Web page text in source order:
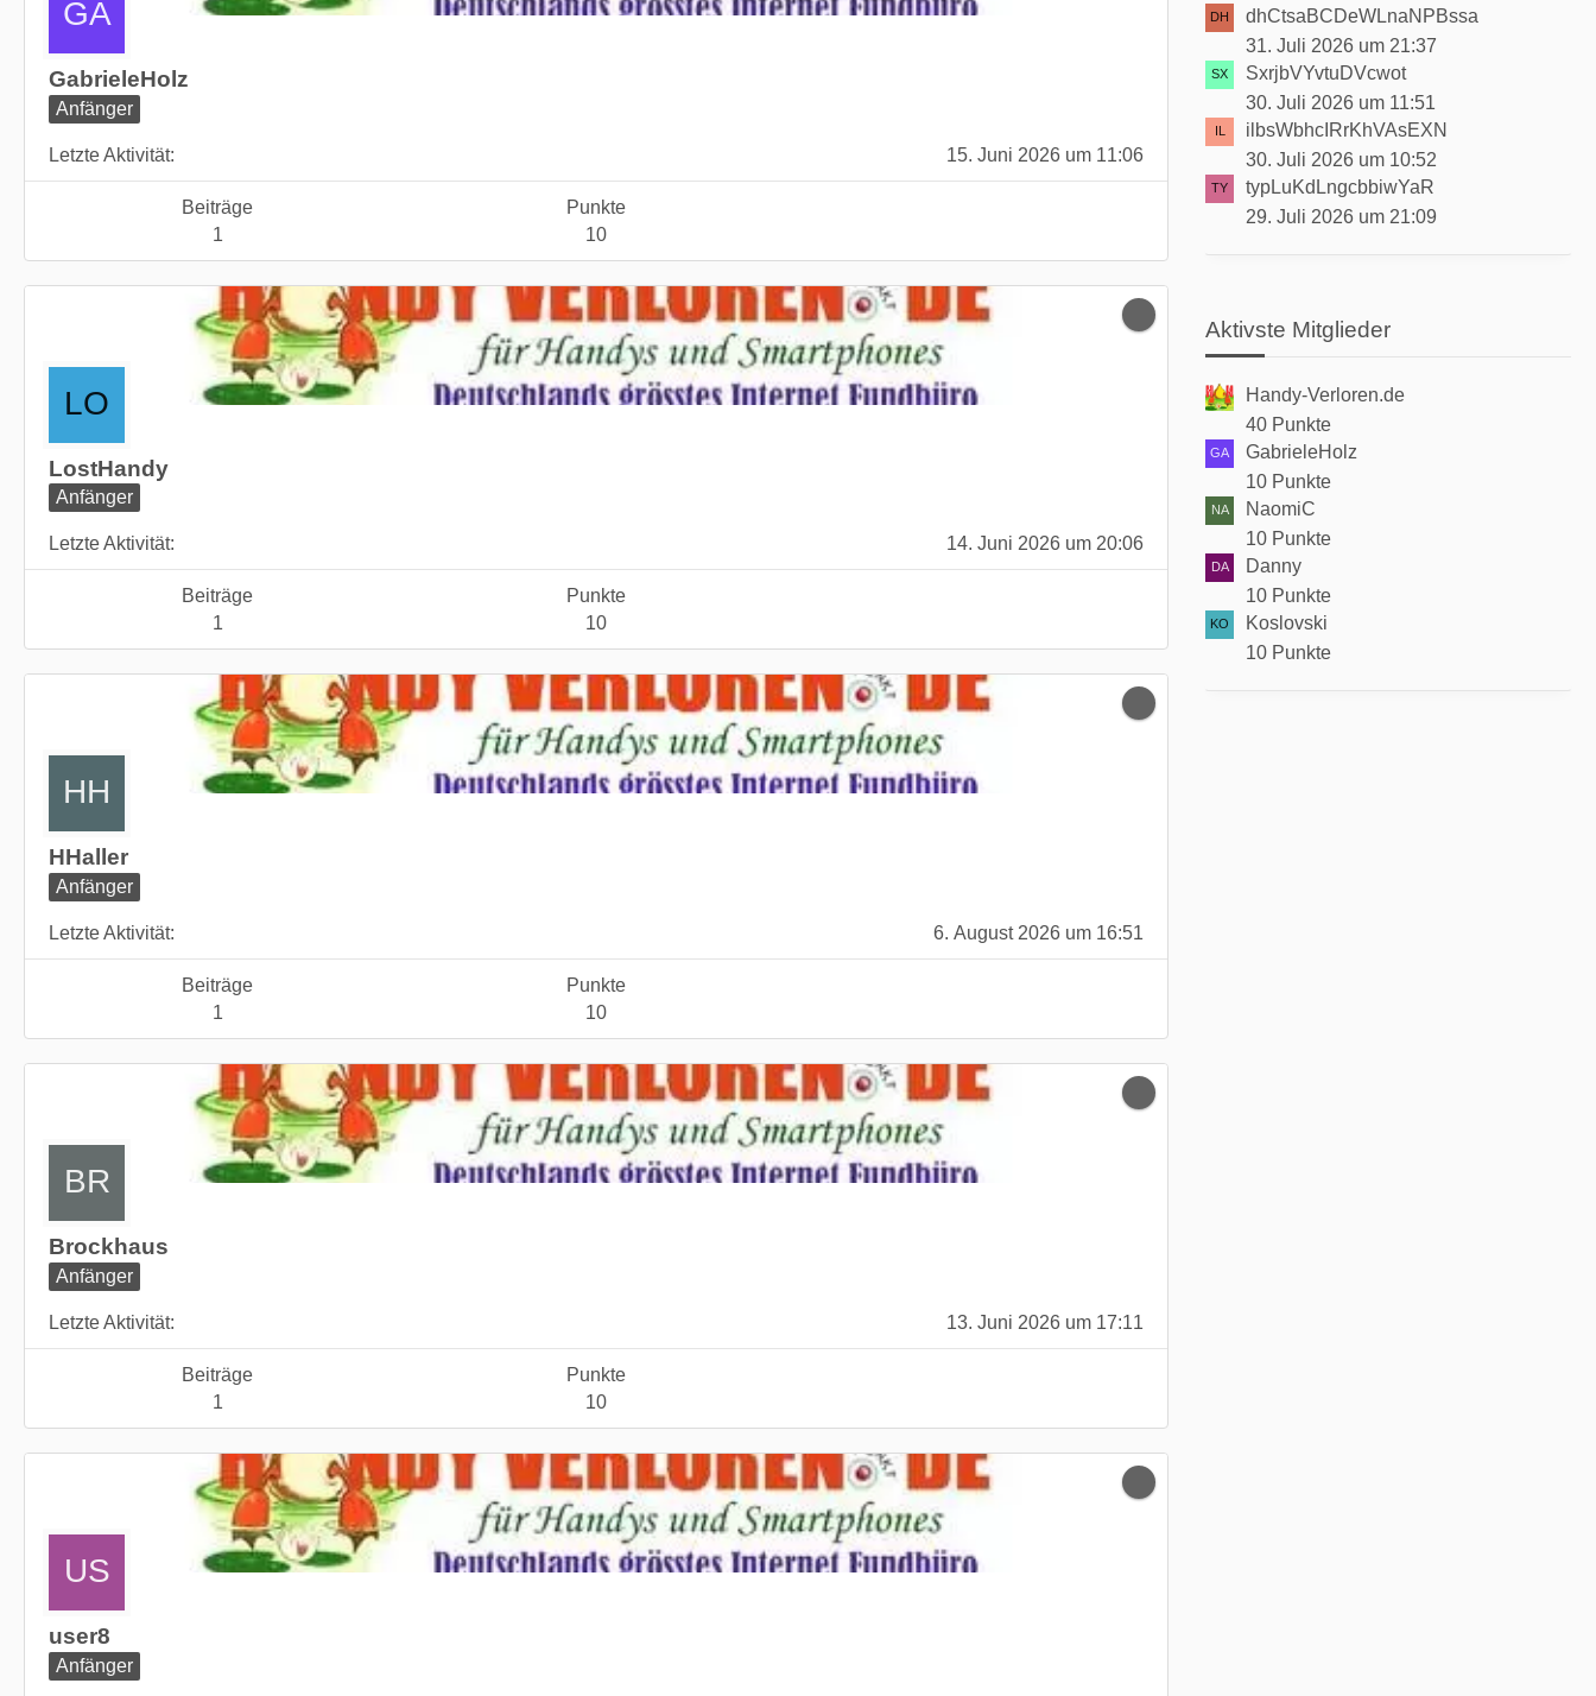
GabrieleHolz
Anfänger
Letzte Aktivität 15. Juni 2026 um 11:06
Beiträge
1
Punkte
10
LostHandy
Anfänger
Letzte Aktivität 14. Juni 2026 um 20:06
Beiträge
1
Punkte
10
HHaller
Anfänger
Letzte Aktivität 6. August 2026 um 16:51
Beiträge
1
Punkte
10
Brockhaus
Anfänger
Letzte Aktivität 13. Juni 2026 um 17:11
Beiträge
1
Punkte
10
user8
Anfänger
dhCtsaBCDeWLnaNPBssa
31. Juli 2026 um 21:37
SxrjbVYvtuDVcwot
30. Juli 2026 um 11:51
ilbsWbhcIRrKhVAsEXN
30. Juli 2026 um 10:52
typLuKdLngcbbiwYaR
29. Juli 2026 um 21:09
Aktivste Mitglieder
Handy-Verloren.de
40 Punkte
GabrieleHolz
10 Punkte
NaomiC
10 Punkte
Danny
10 Punkte
Koslovski
10 Punkte